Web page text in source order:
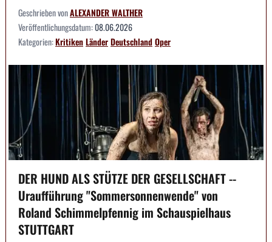
Geschrieben vonALEXANDER WALTHER
Veröffentlichungsdatum:08.06.2026
Kategorien:KritikenLänderDeutschlandOper
DER HUND ALS STÜTZE DER GESELLSCHAFT --
Uraufführung "Sommersonnenwende" von
Roland Schimmelpfennig im Schauspielhaus
STUTTGART